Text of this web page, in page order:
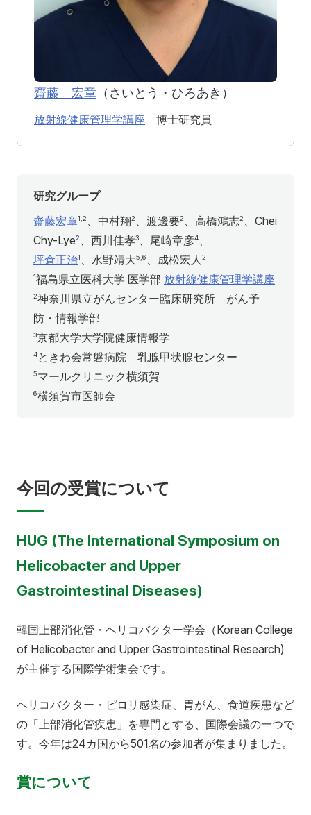
齋藤 宏章 （さいとう・ひろあき）
放射線健康管理学講座 博士研究員
研究グループ
齋藤宏章1,2 、中村翔2 、渡邊要2 、高橋鴻志2 、Chei
Chy-Lye2 、西川佳孝3、尾崎章彦4、
坪倉正治1 、水野靖大5,6 、成松宏人2
1福島県立医科大学 医学部 放射線健康管理学講座
2神奈川県立がんセンター臨床研究所 がん予
防・情報学部
3京都大学大学院健康情報学
4ときわ会常磐病院 乳腺甲状腺センター
5マールクリニック横須賀
6横須賀市医師会
今回の受賞について
HUG (The International Symposium on
Helicobacter and Upper
Gastrointestinal Diseases)
韓国上部消化管・ヘリコバクター学会（Korean College
of Helicobacter and Upper Gastrointestinal Research)
が主催する国際学術集会です。
ヘリコバクター・ピロリ感染症、胃がん、食道疾患など
の「上部消化管疾患」を専門とする、国際会議の一つで
す。今年は24カ国から501名の参加者が集まりました。
賞について